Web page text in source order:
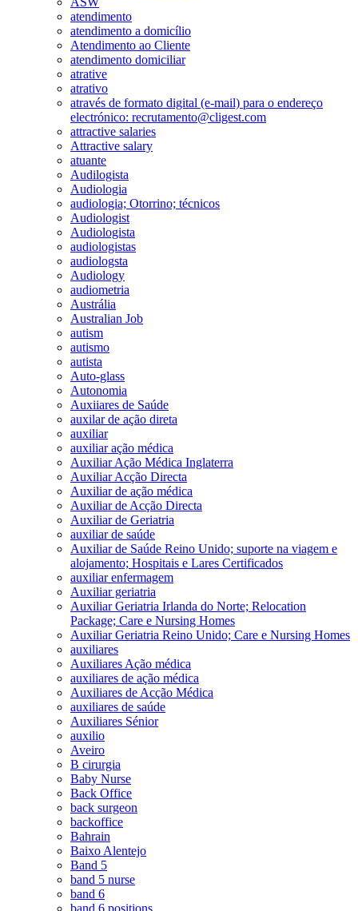
atendimento
atendimento a domicílio
Atendimento ao Cliente
atendimento domiciliar
atrative
atrativo
através de formato digital (e-mail) para o endereço
electrónico: recrutamento@cligest.com
attractive salaries
Attractive salary
atuante
Audilogista
Audiologia
audiologia; Otorrino; técnicos
Audiologist
Audiologista
audiologistas
audiologsta
Audiology
audiometria
Austrália
Australian Job
autism
autismo
autista
Auto-glass
Autonomia
Auxiiares de Saúde
auxilar de ação direta
auxiliar
auxiliar ação médica
Auxiliar Ação Médica Inglaterra
Auxiliar Acção Directa
Auxiliar de ação médica
Auxiliar de Acção Directa
Auxiliar de Geriatria
auxiliar de saúde
Auxiliar de Saúde Reino Unido; suporte na viagem e
alojamento; Hospitais e Lares Certificados
auxiliar enfermagem
Auxiliar geriatria
Auxiliar Geriatria Irlanda do Norte; Relocation
Package; Care e Nursing Homes
Auxiliar Geriatria Reino Unido; Care e Nursing Homes
auxiliares
Auxiliares Ação médica
auxiliares de ação médica
Auxiliares de Acção Médica
auxiliares de saúde
Auxiliares Sénior
auxilio
Aveiro
B cirurgia
Baby Nurse
Back Office
back surgeon
backoffice
Bahrain
Baixo Alentejo
Band 5
band 5 nurse
band 6
band 6 positions